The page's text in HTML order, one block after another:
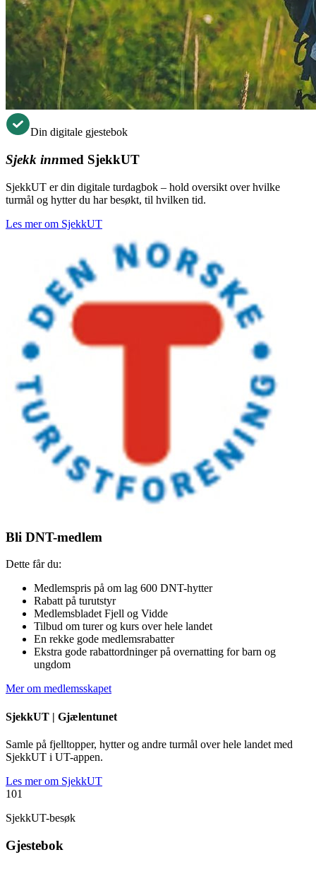
Din digitale gjestebok
Sjekk innmed SjekkUT
SjekkUT er din digitale turdagbok – hold oversikt over hvilke
turmål og hytter du har besøkt, til hvilken tid.
Les mer om SjekkUT
Bli DNT-medlem
Dette får du:
Medlemspris på om lag 600 DNT-hytter
Rabatt på turutstyr
Medlemsbladet Fjell og Vidde
Tilbud om turer og kurs over hele landet
En rekke gode medlemsrabatter
Ekstra gode rabattordninger på overnatting for barn og
ungdom
Mer om medlemsskapet
SjekkUT | Gjælentunet
Samle på fjelltopper, hytter og andre turmål over hele landet med
SjekkUT i UT-appen.
Les mer om SjekkUT
101
SjekkUT-besøk
Gjestebok